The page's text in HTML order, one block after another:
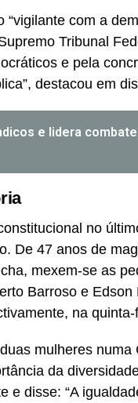
com a
Tribunal
e pela
destacou em
e lidera
no
De 47 anos de
mexem-se as
Barroso e
na
mulheres
da
e disse: “A